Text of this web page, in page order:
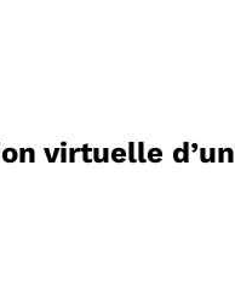
virtuelle d’un